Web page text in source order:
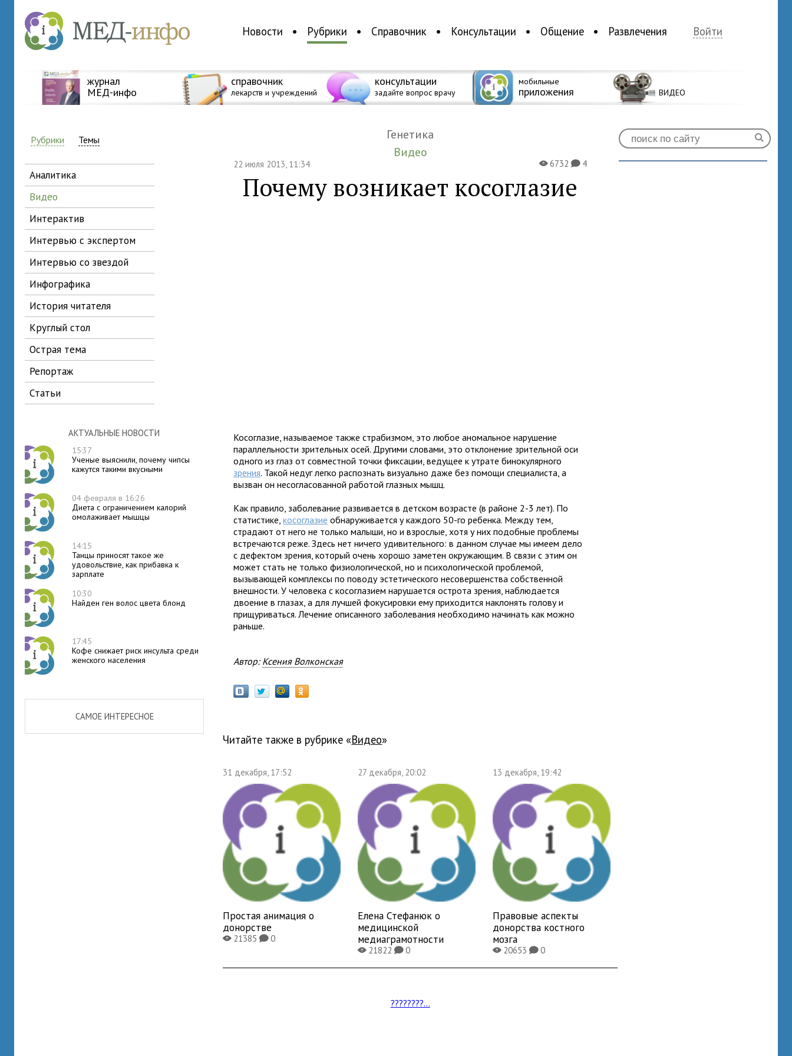
Новости Рубрики Справочник Консультации Общение Развлечения Войти
журнал
МЕД-инфо
справочник
лекарств и учреждений
консультации
задайте вопрос врачу
мобильные
приложения ВИДЕО
Рубрики Темы
аналитика
видео
интерактив
интервью с экспертом
интервью со звездой
инфографика
история читателя
круглый стол
острая тема
репортаж
статьи
АКТУАЛЬНЫЕ НОВОСТИ
15:37
Ученые выяснили, почему чипсы
кажутся такими вкусными
04 февраля в 16:26
Диета с ограничением калорий
омолаживает мышцы
14:15
Танцы приносят такое же
удовольствие, как прибавка к
зарплате
10:30
Найден ген волос цвета блонд
17:45
Кофе снижает риск инсульта среди
женского населения
САМОЕ ИНТЕРЕСНОЕ
Генетика
Видео
22 июля 2013, 11:34 X6732K4
Почему возникает косоглазие
Косоглазие, называемое также страбизмом, это любое аномальное нарушение
параллельности зрительных осей. Другими словами, это отклонение зрительной оси
одного из глаз от совместной точки фиксации, ведущее к утрате бинокулярного
зрения. Такой недуг легко распознать визуально даже без помощи специалиста, а
вызван он несогласованной работой глазных мышц.
Как правило, заболевание развивается в детском возрасте (в районе 2-3 лет). По
статистике,косоглазие обнаруживается у каждого 50-го ребенка. Между тем,
страдают от него не только малыши, но и взрослые, хотя у них подобные проблемы
встречаются реже. Здесь нет ничего удивительного: в данном случае мы имеем дело
с дефектом зрения, который очень хорошо заметен окружающим. В связи с этим он
может стать не только физиологической, но и психологической проблемой,
вызывающей комплексы по поводу эстетического несовершенства собственной
внешности. У человека с косоглазием нарушается острота зрения, наблюдается
двоение в глазах, а для лучшей фокусировки ему приходится наклонять голову и
прищуриваться. Лечение описанного заболевания необходимо начинать как можно
раньше.
Автор: Ксения Волконская
Читайте также в рубрике « Видео»
31 декабря, 17:52
Простая анимация о
донорстве
X21385K0
27 декабря, 20:02
Елена Стефанюк о
медицинской
медиаграмотности
X21822K0
13 декабря, 19:42
Правовые аспекты
донорства костного
мозга
X20653K0
????????...